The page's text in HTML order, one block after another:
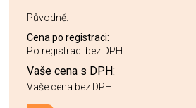
Původně:
Cena po registraci:
Po registraci bez DPH:
Vaše cena s DPH:
Vaše cena bez DPH: